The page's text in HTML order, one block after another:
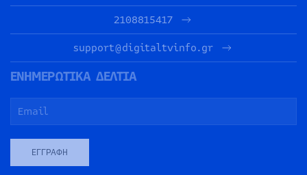
2108815417
support@digitaltvinfo.gr
ΕΝΗΜΕΡΩΤΙΚΑ ΔΕΛΤΙΑ
ΕΓΓΡΑΦΉ